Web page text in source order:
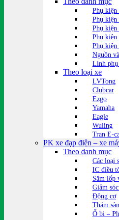
Phụ kiện
Phụ kiện
Phụ kiện
Phụ kiện
Phụ kiện
Nguồn
Linh
Theo loại xe
LVTong
Clubcar
Ezgo
Yamaha
Eagle
Wuling
Tran E-
PK xe đạp điện – xe
Theo danh mục
Các loại
IC điều
Săm lốp
Giảm
Động cơ
Thảm
Ổ bi –